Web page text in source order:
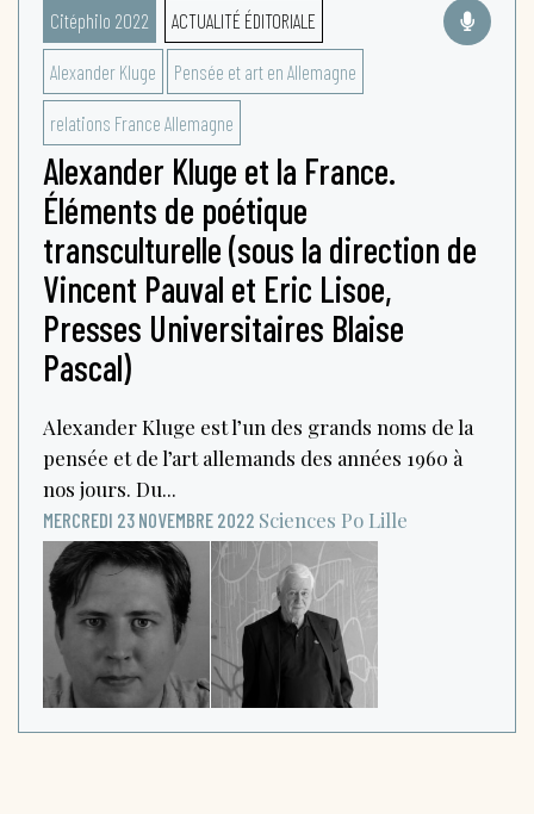
Citéphilo 2022 ACTUALITÉ ÉDITORIALE
Alexander Kluge Pensée et art en Allemagne
relations France Allemagne
Alexander Kluge et la France.
Éléments de poétique
transculturelle (sous la direction de
Vincent Pauval et Eric Lisoe,
Presses Universitaires Blaise
Pascal)
Alexander Kluge est l’un des grands noms de la
pensée et de l’art allemands des années 1960 à
nos jours. Du...
MERCREDI 23 NOVEMBRE 2022 Sciences Po Lille